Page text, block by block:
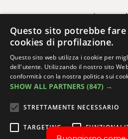
privacy
cookies
whistleblowing/
PROGETTO DI
Visiona il
Visiona il
Questo sito potrebbe fare
cookies di profilazione.
Questo sito web utilizza i cookie per
dell'utente. Utilizzando il nostro sito
conformità con la nostra politica sui
SHOW ALL PARTNERS (847) →
STRETTAMENTE NECESSARIO
TARGETING